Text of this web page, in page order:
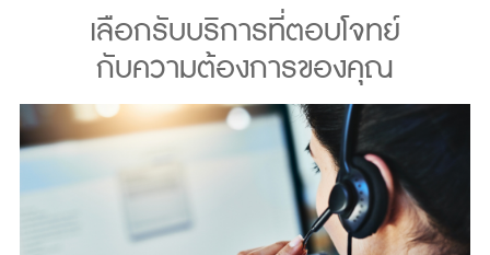
เลือกรับบริการที่ตอบโจทย์
กับความต้องการของคุณ